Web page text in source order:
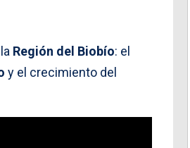
Región del Biobío: el
y el crecimiento del